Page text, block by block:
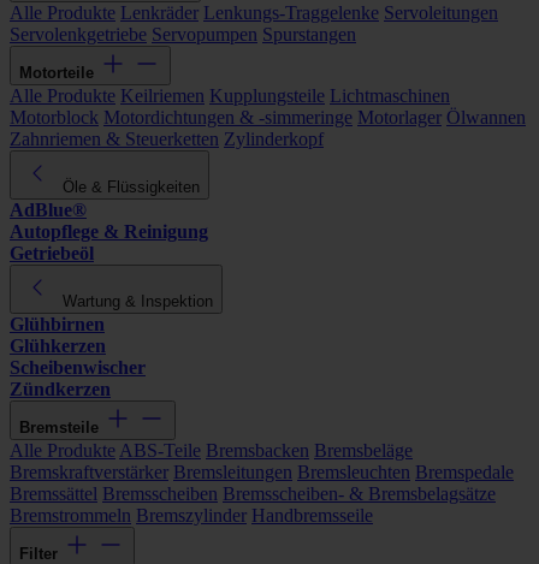
Alle Produkte Lenkräder Lenkungs-Traggelenke Servoleitungen
Servolenkgetriebe Servopumpen Spurstangen
Motorteile
Alle Produkte Keilriemen Kupplungsteile Lichtmaschinen
Motorblock Motordichtungen & -simmeringe Motorlager Ölwannen
Zahnriemen & Steuerketten Zylinderkopf
Öle & Flüssigkeiten
AdBlue®
Autopflege & Reinigung
Getriebeöl
Wartung & Inspektion
Glühbirnen
Glühkerzen
Scheibenwischer
Zündkerzen
Bremsteile
Alle Produkte ABS-Teile Bremsbacken Bremsbeläge
Bremskraftverstärker Bremsleitungen Bremsleuchten Bremspedale
Bremssättel Bremsscheiben Bremsscheiben- & Bremsbelagsätze
Bremstrommeln Bremszylinder Handbremsseile
Filter